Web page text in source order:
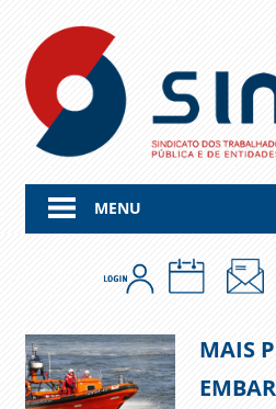
content
MENU
MAIS